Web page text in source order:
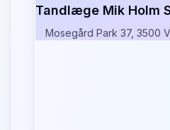
Tandlæge Mik Holm
Mosegård Park 37, 3500